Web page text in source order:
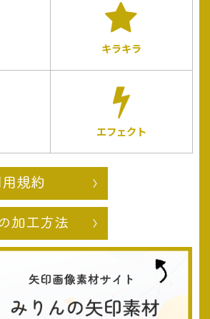
キラキラ
エフェクト